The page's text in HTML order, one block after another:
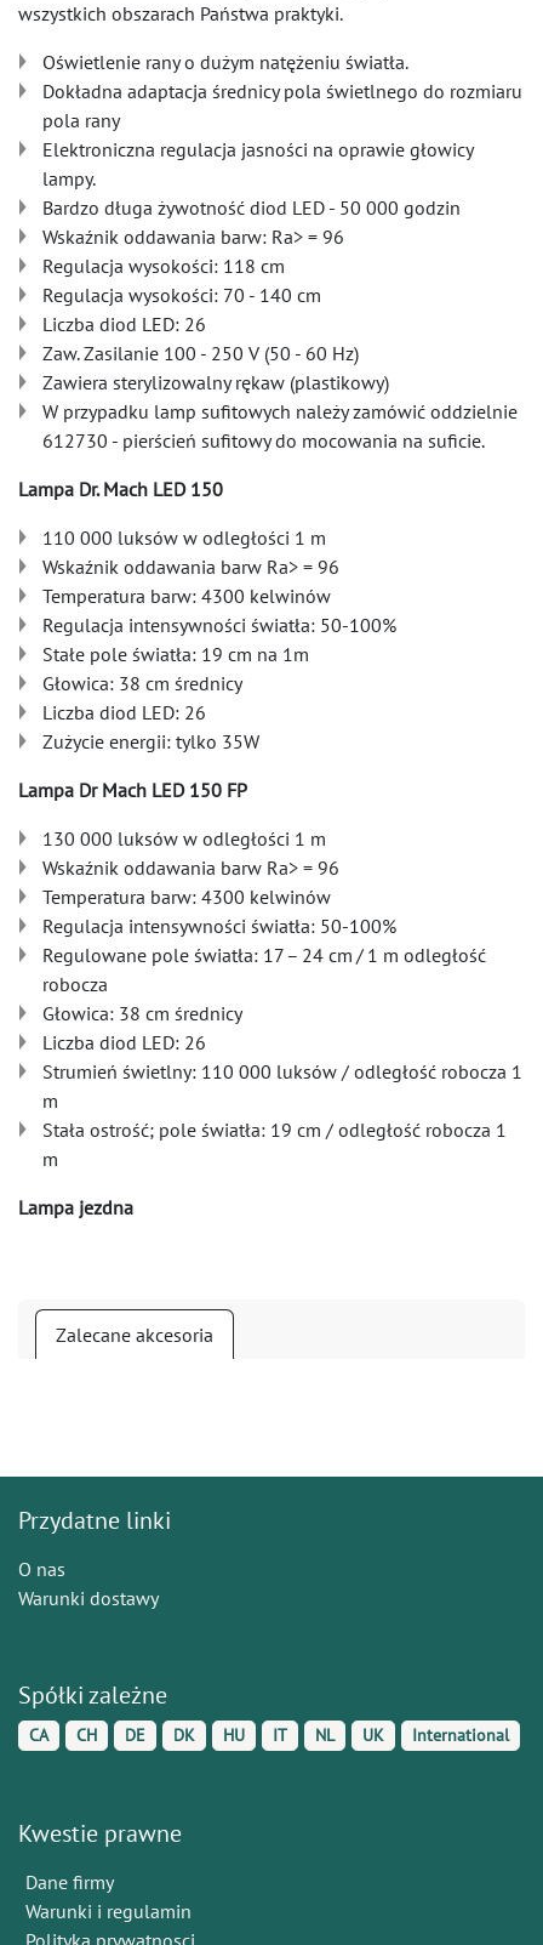
wszystkich obszarach Państwa praktyki.
Oświetlenie rany o dużym natężeniu światła.
Dokładna adaptacja średnicy pola świetlnego do rozmiaru
pola rany
Elektroniczna regulacja jasności na oprawie głowicy
lampy.
Bardzo długa żywotność diod LED - 50 000 godzin
Wskaźnik oddawania barw: Ra> = 96
Regulacja wysokości: 118 cm
Regulacja wysokości: 70 - 140 cm
Liczba diod LED: 26
Zaw. Zasilanie 100 - 250 V (50 - 60 Hz)
Zawiera sterylizowalny rękaw (plastikowy)
W przypadku lamp sufitowych należy zamówić oddzielnie
612730 - pierścień sufitowy do mocowania na suficie.
Lampa Dr. Mach LED 150
110 000 luksów w odległości 1 m
Wskaźnik oddawania barw Ra> = 96
Temperatura barw: 4300 kelwinów
Regulacja intensywności światła: 50-100%
Stałe pole światła: 19 cm na 1m
Głowica: 38 cm średnicy
Liczba diod LED: 26
Zużycie energii: tylko 35W
Lampa Dr Mach LED 150 FP
130 000 luksów w odległości 1 m
Wskaźnik oddawania barw Ra> = 96
Temperatura barw: 4300 kelwinów
Regulacja intensywności światła: 50-100%
Regulowane pole światła: 17 – 24 cm / 1 m odległość
robocza
Głowica: 38 cm średnicy
Liczba diod LED: 26
Strumień świetlny: 110 000 luksów / odległość robocza 1
m
Stała ostrość; pole światła: 19 cm / odległość robocza 1
m
Lampa jezdna
Zalecane akcesoria
Przydatne linki
O nas
Warunki dostawy
Spółki zależne
CA CH DE DK HU IT NL UK International
Kwestie prawne
Dane firmy
Warunki i regulamin
Polityka prywatnosci